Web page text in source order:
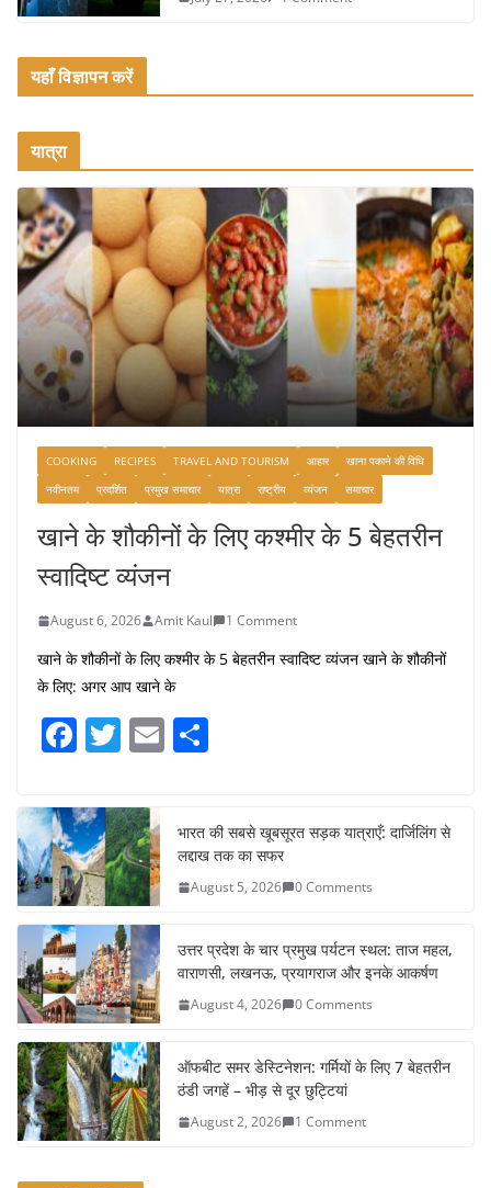
यहाँ विज्ञापन करें
यात्रा
COOKING RECIPES TRAVEL AND TOURISM आहार
खाना पकाने की विधि
नवीनतम
प्रदर्शित प्रमुख समाचार यात्रा राष्ट्रीय व्यंजन समाचार
खाने के शौकीनों के लिए कश्मीर के 5 बेहतरीन
स्वादिष्ट व्यंजन
August 6, 2026 Amit Kaul 1 Comment
खाने के शौकीनों के लिए कश्मीर के 5 बेहतरीन स्वादिष्ट व्यंजन खाने के शौकीनों
के लिए: अगर आप खाने के
F
c
e
b
o
o
k
T
itt
er
E
e
भारत की सबसे खूबसूरत सड़क यात्राएँ: दार्जिलिंग से
लद्दाख तक का सफर
August 5, 2026 0 Comments
उत्तर प्रदेश के चार प्रमुख पर्यटन स्थल: ताज महल,
वाराणसी, लखनऊ, प्रयागराज और इनके आकर्षण
August 4, 2026 0 Comments
ऑफबीट समर डेस्टिनेशन: गर्मियों के लिए 7 बेहतरीन
ठंडी जगहें – भीड़ से दूर छुट्टियां
August 2, 2026 1 Comment